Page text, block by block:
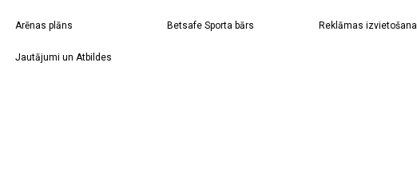
Arēnas plāns
Jautājumi un Atbildes
Betsafe Sporta bārs Reklāmas izvietošana